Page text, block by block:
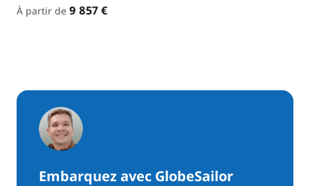
À partir de 9 857 €
Embarquez avec GlobeSailor